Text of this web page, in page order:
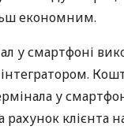
економним.
у смартфоні
у
рахунок клієнта